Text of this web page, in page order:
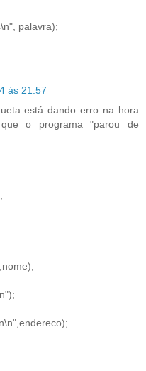
palavra);
às 21:57
está dando erro na hora
o programa "parou de